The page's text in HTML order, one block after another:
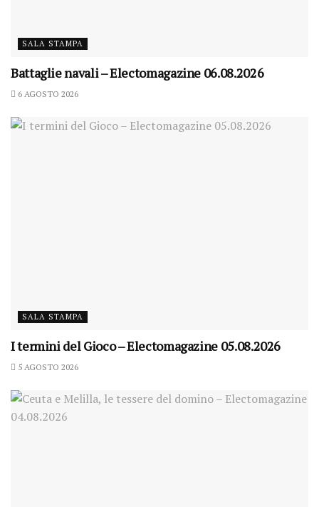
SALA STAMPA
Battaglie navali – Electomagazine 06.08.2026
6 AGOSTO 2026
SALA STAMPA
I termini del Gioco – Electomagazine 05.08.2026
5 AGOSTO 2026